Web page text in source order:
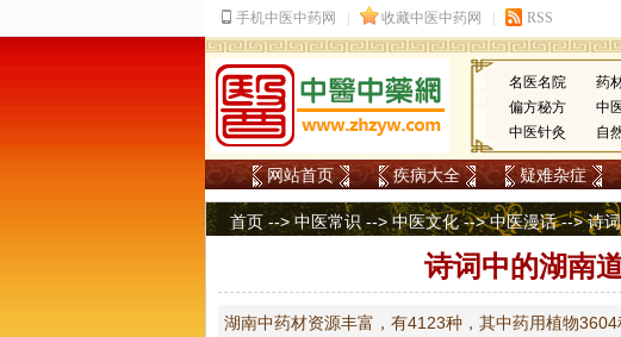
名医名院 药
偏方秘方
中
中医针灸
自
网站首页 疾病大全 疑难杂症
首页 -->中医常识 -->中医文化-->中医漫话--> 诗词
诗词中的湖南
湖南中药材资源丰富，有4123种，其中药用植物